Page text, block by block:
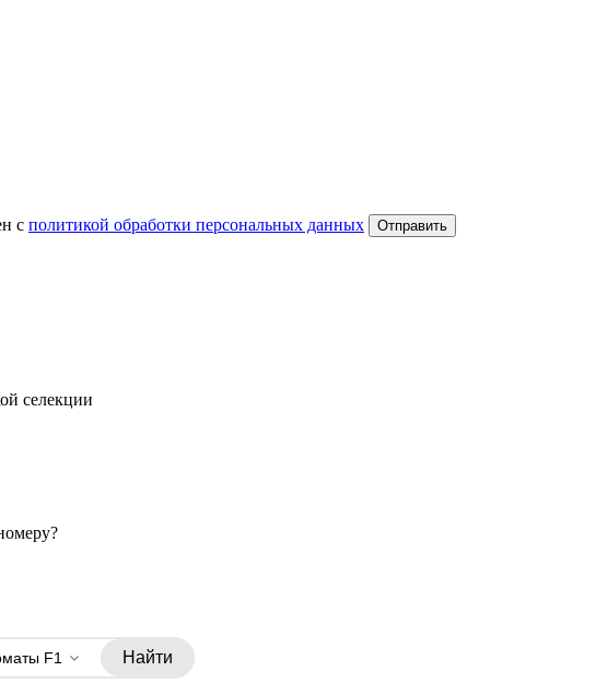
с политикой обработки персональных данных
селекции
F1 Найти